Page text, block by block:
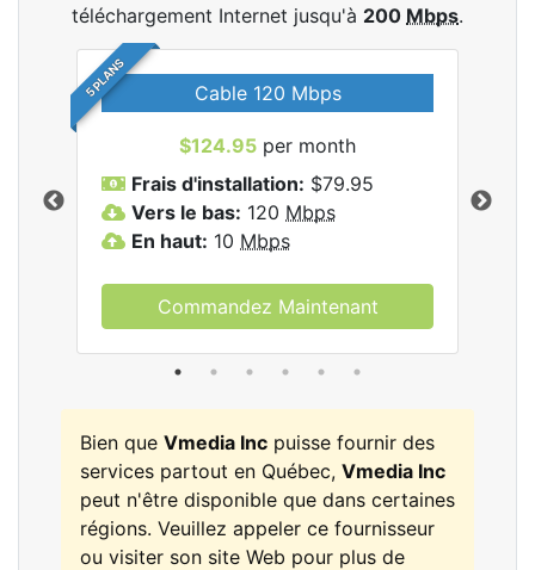
téléchargement Internet jusqu'à 200 Mbps.
5 PLANS Cable 120 Mbps
$124.95 per month
Frais d'installation: $79.95
Vers le bas: 120 Mbps
En haut: 10 Mbps
Commandez Maintenant
Bien que Vmedia Inc puisse fournir des
services partout en Québec, Vmedia Inc
peut n'être disponible que dans certaines
régions. Veuillez appeler ce fournisseur
ou visiter son site Web pour plus de